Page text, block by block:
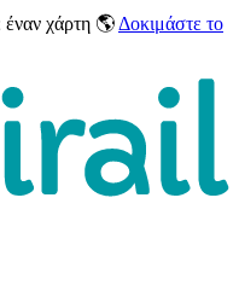
έναν χάρτη 🌎 Δοκιμάστε το